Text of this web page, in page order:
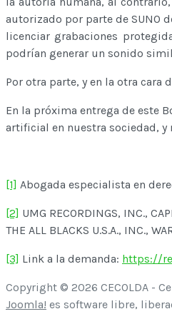
autorizado por parte de SUNO
licenciar grabaciones
podrían generar un sonido
Por otra parte, y en la otra cara
En la próxima entrega de este
artificial en nuestra sociedad, y
[1] Abogada especialista en
[2] UMG RECORDINGS, INC.,
THE ALL BLACKS U.S.A., INC.,
[3] Link a la demanda: https://
Copyright © 2026 CECOLDA -
Joomla! es software libre,